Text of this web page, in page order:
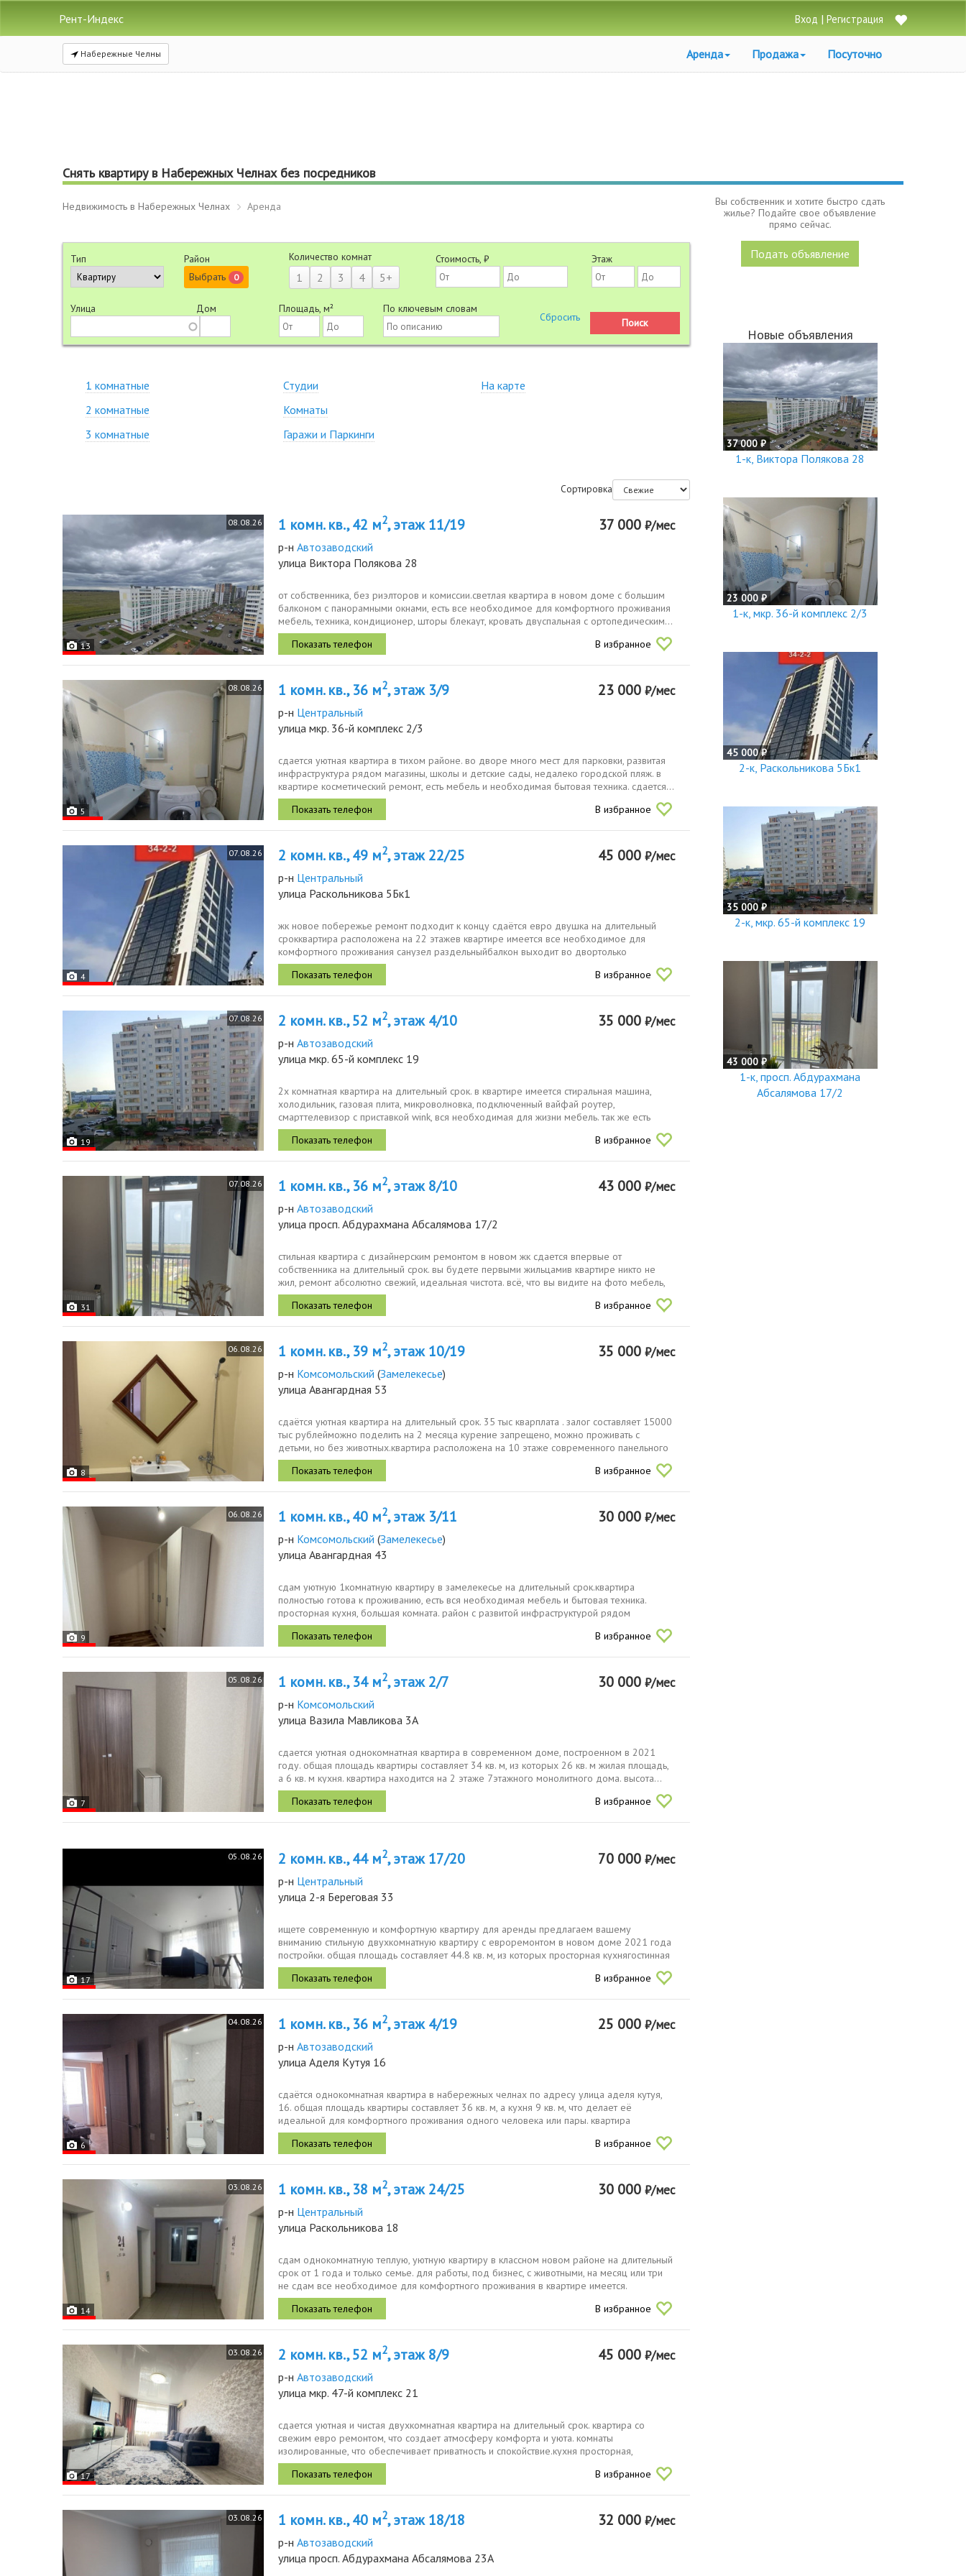
Рент-Индекс Вход | Регистрация
Набережные Челны Аренда Продажа Посуточно
Снять квартиру в Набережных Челнах без посредников
Недвижимость в Набережных Челнах Аренда
Тип
Район
Выбрать
0
Количество комнат
1 2 3 4 5+
Стоимость, ₽ Этаж
Улица Дом Площадь, м² По ключевым словам
1 комнатные
2 комнатные
3 комнатные
Студии
Комнаты
Гаражи и Паркинги
На карте
Сортировка
08.08.26
13
1 комн. кв., 42 м2, этаж 11/19 37 000 ₽/мес
р-н Автозаводский
улица Виктора Полякова 28
от собственника, без риэлторов и комиссии.светлая квартира в новом доме с большим
балконом с панорамными окнами, есть все необходимое для комфортного проживания
мебель, техника, кондиционер, шторы блекаут, кровать двуспальная с ортопедическим...
В избранное
08.08.26
5
1 комн. кв., 36 м2, этаж 3/9 23 000 ₽/мес
р-н Центральный
улица мкр. 36-й комплекс 2/3
сдается уютная квартира в тихом районе. во дворе много мест для парковки, развитая
инфраструктура рядом магазины, школы и детские сады, недалеко городской пляж. в
квартире косметический ремонт, есть мебель и необходимая бытовая техника. сдается...
В избранное
07.08.26
4
2 комн. кв., 49 м2, этаж 22/25 45 000 ₽/мес
р-н Центральный
улица Раскольникова 5Бк1
жк новое побережье ремонт подходит к концу сдаётся евро двушка на длительный
срокквартира расположена на 22 этажев квартире имеется все необходимое для
комфортного проживания санузел раздельныйбалкон выходит во двортолько
длительно аренда...
В избранное
07.08.26
19
2 комн. кв., 52 м2, этаж 4/10 35 000 ₽/мес
р-н Автозаводский
улица мкр. 65-й комплекс 19
2х комнатная квартира на длительный срок. в квартире имеется стиральная машина,
холодильник, газовая плита, микроволновка, подключенный вайфай роутер,
смарттелевизор с приставкой wink, вся необходимая для жизни мебель. так же есть
кладовка со...
В избранное
07.08.26
31
1 комн. кв., 36 м2, этаж 8/10 43 000 ₽/мес
р-н Автозаводский
улица просп. Абдурахмана Абсалямова 17/2
стильная квартира с дизайнерским ремонтом в новом жк сдается впервые от
собственника на длительный срок. вы будете первыми жильцамив квартире никто не
жил, ремонт абсолютно свежий, идеальная чистота. всё, что вы видите на фото мебель,
техника,...
В избранное
06.08.26
8
1 комн. кв., 39 м2, этаж 10/19 35 000 ₽/мес
р-н Комсомольский (Замелекесье)
улица Авангардная 53
сдаётся уютная квартира на длительный срок. 35 тыс кварплата . залог составляет 15000
тыс рублейможно поделить на 2 месяца курение запрещено, можно проживать с
детьми, но без животных.квартира расположена на 10 этаже современного панельного
дома,...
В избранное
06.08.26
9
1 комн. кв., 40 м2, этаж 3/11 30 000 ₽/мес
р-н Комсомольский (Замелекесье)
улица Авангардная 43
сдам уютную 1комнатную квартиру в замелекесье на длительный срок.квартира
полностью готова к проживанию, есть вся необходимая мебель и бытовая техника.
просторная кухня, большая комната. район с развитой инфраструктурой рядом
магазины, аптеки,...
В избранное
05.08.26
7
1 комн. кв., 34 м2, этаж 2/7 30 000 ₽/мес
р-н Комсомольский
улица Вазила Мавликова 3А
сдается уютная однокомнатная квартира в современном доме, построенном в 2021
году. общая площадь квартиры составляет 34 кв. м, из которых 26 кв. м жилая площадь,
а 6 кв. м кухня. квартира находится на 2 этаже 7этажного монолитного дома. высота...
В избранное
05.08.26
17
2 комн. кв., 44 м2, этаж 17/20 70 000 ₽/мес
р-н Центральный
улица 2-я Береговая 33
ищете современную и комфортную квартиру для аренды предлагаем вашему
вниманию стильную двухкомнатную квартиру с евроремонтом в новом доме 2021 года
постройки. общая площадь составляет 44.8 кв. м, из которых просторная кухнягостинная
занимает 26.14...
В избранное
04.08.26
6
1 комн. кв., 36 м2, этаж 4/19 25 000 ₽/мес
р-н Автозаводский
улица Аделя Кутуя 16
сдаётся однокомнатная квартира в набережных челнах по адресу улица аделя кутуя,
16. общая площадь квартиры составляет 36 кв. м, а кухня 9 кв. м, что делает её
идеальной для комфортного проживания одного человека или пары. квартира
расположена на 4...
В избранное
03.08.26
14
1 комн. кв., 38 м2, этаж 24/25 30 000 ₽/мес
р-н Центральный
улица Раскольникова 18
сдам однокомнатную теплую, уютную квартиру в классном новом районе на длительный
срок от 1 года и только семье. для работы, под бизнес, с животными, на месяц или три
не сдам все необходимое для комфортного проживания в квартире имеется.
кухонный...
В избранное
03.08.26
17
2 комн. кв., 52 м2, этаж 8/9 45 000 ₽/мес
р-н Автозаводский
улица мкр. 47-й комплекс 21
сдается уютная и чистая двухкомнатная квартира на длительный срок. квартира со
свежим евро ремонтом, что создает атмосферу комфорта и уюта. комнаты
изолированные, что обеспечивает приватность и спокойствие.кухня просторная,
площадью 8 м², оснащена...
В избранное
03.08.26 1 комн. кв., 40 м2, этаж 18/18 32 000 ₽/мес
р-н Автозаводский
улица просп. Абдурахмана Абсалямова 23А
Вы собственник и хотите быстро сдать
жилье? Подайте свое объявление
прямо сейчас.
Подать объявление
Новые объявления
37 000 ₽
1-к, Виктора Полякова 28
23 000 ₽
1-к, мкр. 36-й комплекс 2/3
45 000 ₽
2-к, Раскольникова 5Бк1
35 000 ₽
2-к, мкр. 65-й комплекс 19
43 000 ₽
1-к, просп. Абдурахмана
Абсалямова 17/2